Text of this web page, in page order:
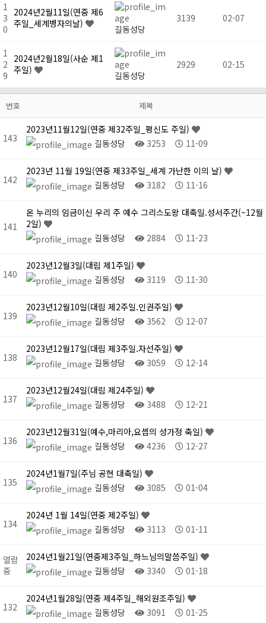
1
3
0
2024년2월11일(연중 제6
주일_세계병자의날)
길동성당
3139 02-07
1
2
9
2024년2월18일(사순 제1
주일)
길동성당
2929 02-15
번호 제목
143
2023년11월12일(연중 제32주일_평신도 주일)
길동성당
3253 11-09
142
2023년 11월 19일(연중 제33주일_세계 가난한 이의 날)
길동성당
3182 11-16
141
온 누리의 임금이신 우리 주 예수 그리스도왕 대축일.성서주간(~12월
2일)
길동성당
2884 11-23
140
2023년12월3일(대림 제1주일)
길동성당
3119 11-30
139
2023년12월10일(대림 제2주일.인권주일)
길동성당
3562 12-07
138
2023년12월17일(대림 제3주일.자선주일)
길동성당
3059 12-14
137
2023년12월24일(대림 제24주일)
길동성당
3488 12-21
136
2023년12월31일(예수,마리아,요셉의 성가정 축일)
길동성당
4236 12-27
135
2024년1월7일(주님 공현 대축일)
길동성당
3085 01-04
134
2024년 1월 14일(연중 제2주일)
길동성당
3113 01-11
열람
중
2024년1월21일(연중제3주일_하느님의말씀주일)
길동성당
3340 01-18
132
2024년1월28일(연중 제4주일_해외원조주일)
길동성당
3091 01-25